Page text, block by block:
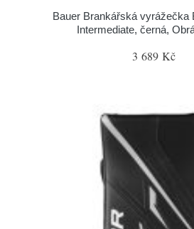
Bauer Brankářská vyrážečka
Intermediate, černá,
3 689 Kč